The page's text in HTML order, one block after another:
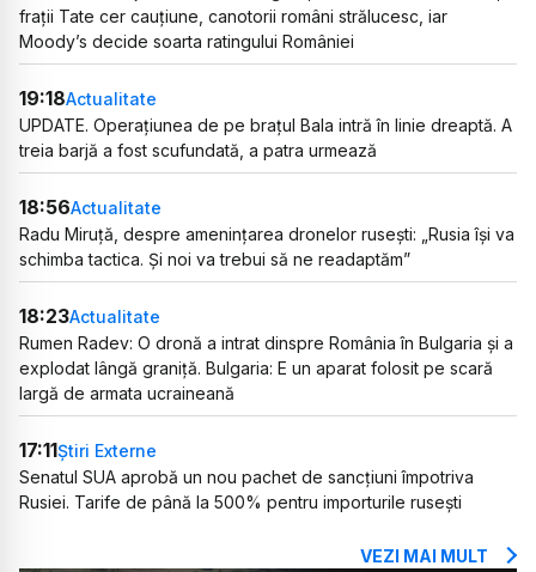
frații Tate cer cauțiune, canotorii români strălucesc, iar
Moody’s decide soarta ratingului României
19:18Actualitate
UPDATE. Operațiunea de pe brațul Bala intră în linie dreaptă. A
treia barjă a fost scufundată, a patra urmează
18:56Actualitate
Radu Miruță, despre amenințarea dronelor rusești: „Rusia își va
schimba tactica. Și noi va trebui să ne readaptăm”
18:23Actualitate
Rumen Radev: O dronă a intrat dinspre România în Bulgaria și a
explodat lângă graniță. Bulgaria: E un aparat folosit pe scară
largă de armata ucraineană
17:11Știri Externe
Senatul SUA aprobă un nou pachet de sancțiuni împotriva
Rusiei. Tarife de până la 500% pentru importurile rusești
VEZI MAI MULT